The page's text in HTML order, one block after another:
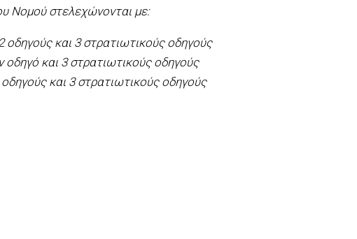
Νομού στελεχώνονται με:
και 3 στρατιωτικούς οδηγούς
οδηγό και 3 στρατιωτικούς οδηγούς
και 3 στρατιωτικούς οδηγούς